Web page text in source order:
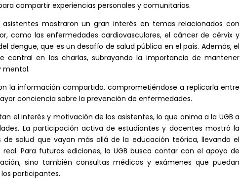
compartir experiencias personales y comunitarias.
mostraron un gran interés en temas relacionados con
como las enfermedades cardiovasculares, el cáncer de cérvix y
dengue, que es un desafío de salud pública en el país. Además, el
central en las charlas, subrayando la importancia de mantener
mental.
la información compartida, comprometiéndose a replicarla entre
conciencia sobre la prevención de enfermedades.
el interés y motivación de los asistentes, lo que anima a la UGB a
La participación activa de estudiantes y docentes mostró la
salud que vayan más allá de la educación teórica, llevando el
Para futuras ediciones, la UGB busca contar con el apoyo de
sino también consultas médicas y exámenes que puedan
participantes.